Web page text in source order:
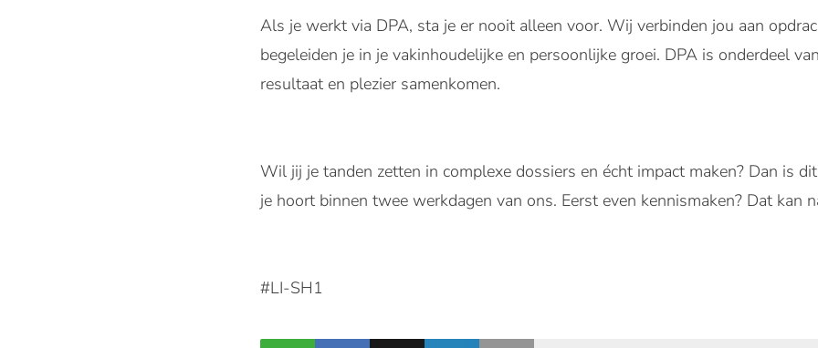
Als je werkt via DPA, sta je er nooit alleen voor. Wij verbinden jou aan
begeleiden je in je vakinhoudelijke en persoonlijke groei. DPA is onderdeel
resultaat en plezier samenkomen.
Wil jij je tanden zetten in complexe dossiers en écht impact maken? Dan is
je hoort binnen twee werkdagen van ons. Eerst even kennismaken? Dat kan
#LI-SH1